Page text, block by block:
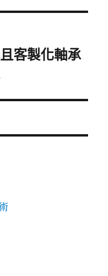
客製化軸承